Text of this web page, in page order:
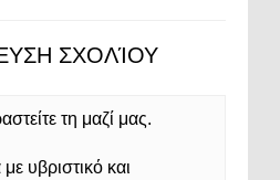
ΣΧΟΛΊΟΥ
τη μαζί μας.
υβριστικό και